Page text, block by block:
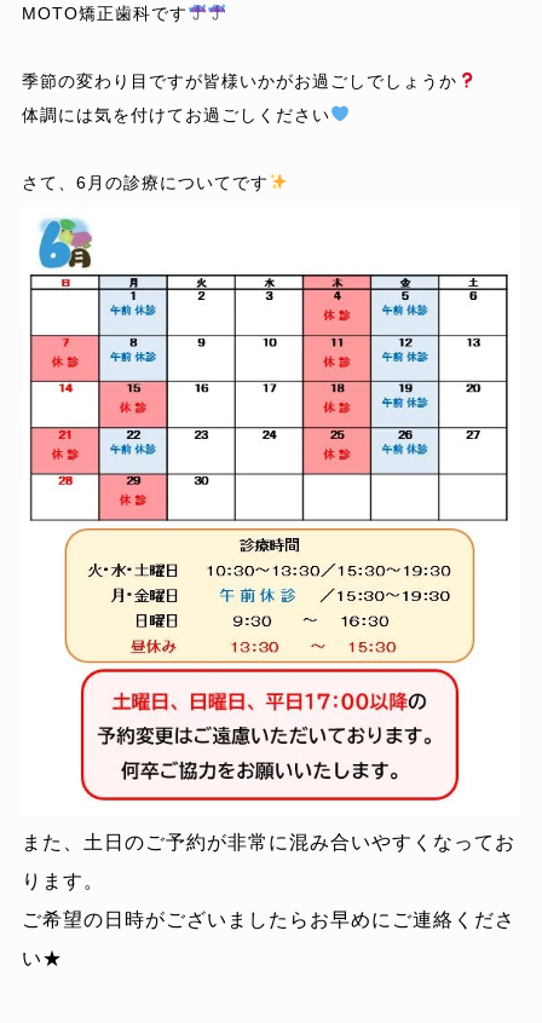
MOTO矯正歯科です
季節の変わり目ですが皆様いかがお過ごしでしょうか
体調には気を付けてお過ごしください
さて、6月の診療についてです
また、土日のご予約が非常に混み合いやすくなってお
ります。
ご希望の日時がございましたらお早めにご連絡くださ
い★